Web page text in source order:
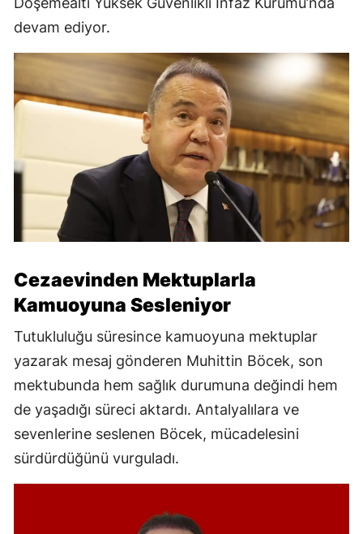
devam ediyor.
Cezaevinden Mektuplarla
Kamuoyuna Sesleniyor
Tutukluluğu süresince kamuoyuna mektuplar
yazarak mesaj gönderen Muhittin Böcek, son
mektubunda hem sağlık durumuna değindi hem
de yaşadığı süreci aktardı. Antalyalılara ve
sevenlerine seslenen Böcek, mücadelesini
sürdürdüğünü vurguladı.